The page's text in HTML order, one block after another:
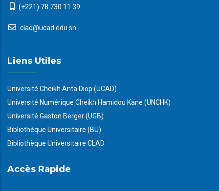
(+221) 78 730 11 39
clad@ucad.edu.sn
Liens Utiles
Université Cheikh Anta Diop (UCAD)
Université Numérique Cheikh Hamidou Kane (UNCHK)
Université Gaston Berger (UGB)
Bibliothèque Universitaire (BU)
Bibliothèque Universitaire CLAD
Accès Rapide